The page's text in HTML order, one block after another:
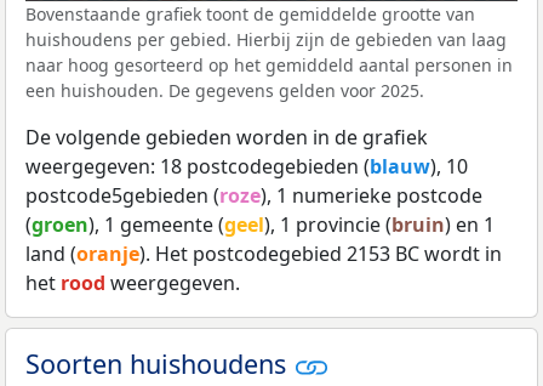
Bovenstaande grafiek toont de gemiddelde grootte van
huishoudens per gebied. Hierbij zijn de gebieden van laag
naar hoog gesorteerd op het gemiddeld aantal personen in
een huishouden. De gegevens gelden voor 2025.
De volgende gebieden worden in de grafiek
weergegeven: 18 postcodegebieden (blauw), 10
postcode5gebieden (roze), 1 numerieke postcode
(groen), 1 gemeente (geel), 1 provincie (bruin) en 1
land (oranje). Het postcodegebied 2153 BC wordt in
het rood weergegeven.
Soorten huishoudens